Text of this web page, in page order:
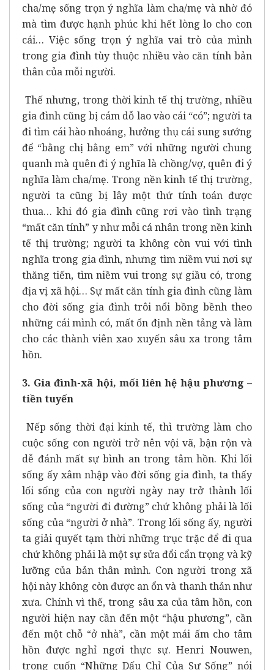
cha/mẹ sống trọn ý nghĩa làm cha/mẹ và nhờ đó
mà tìm được hạnh phúc khi hết lòng lo cho con
cái… Việc sống trọn ý nghĩa vai trò của mình
trong gia đình tùy thuộc nhiều vào căn tính bản
thân của mỗi người.
Thế nhưng, trong thời kinh tế thị trường, nhiều
gia đình cũng bị cám dỗ lao vào cái “có”; người ta
đi tìm cái hào nhoáng, hưởng thụ cái sung sướng
để “bằng chị bằng em” với những người chung
quanh mà quên đi ý nghĩa là chồng/vợ, quên đi ý
nghĩa làm cha/mẹ. Trong nền kinh tế thị trường,
người ta cũng bị lây một thứ tính toán được
thua… khi đó gia đình cũng rơi vào tình trạng
“mất căn tính” y như mỗi cá nhân trong nền kinh
tế thị trường; người ta không còn vui với tình
nghĩa trong gia đình, nhưng tìm niềm vui nơi sự
thăng tiến, tìm niềm vui trong sự giầu có, trong
địa vị xã hội… Sự mất căn tính gia đình cũng làm
cho đời sống gia đình trôi nổi bồng bềnh theo
những cái mình có, mất ổn định nền tảng và làm
cho các thành viên xao xuyến sâu xa trong tâm
hồn.
3. Gia đình-xã hội, mối liên hệ hậu phương –
tiền tuyến
Nếp sống thời đại kinh tế, thì trường làm cho
cuộc sống con người trở nên vội vã, bận rộn và
dễ đánh mất sự bình an trong tâm hồn. Khi lối
sống ấy xâm nhập vào đời sống gia đình, ta thấy
lối sống của con người ngày nay trở thành lối
sống của “người đi đường” chứ không phải là lối
sống của “người ở nhà”. Trong lối sống ấy, người
ta giải quyết tạm thời những trục trặc để đi qua
chứ không phải là một sự sửa đổi cẩn trọng và kỹ
lưỡng của bản thân mình. Con người trong xã
hội này không còn được an ổn và thanh thản như
xưa. Chính vì thế, trong sâu xa của tâm hồn, con
người hiện nay cần đến một “hậu phương”, cần
đến một chỗ “ở nhà”, cần một mái ấm cho tâm
hồn được nghỉ ngơi thực sự. Henri Nouwen,
trong cuốn “Những Dấu Chỉ Của Sự Sống” nói